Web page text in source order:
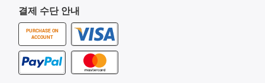
결제 수단 안내
PURCHASE ON
ACCOUNT